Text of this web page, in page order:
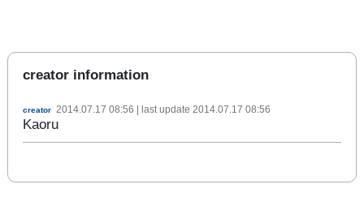
creator information
creator 2014.07.17 08:56 | last update 2014.07.17 08:56
Kaoru